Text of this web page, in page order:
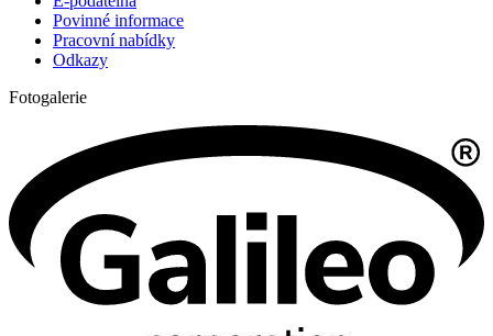
Povinné informace
Pracovní nabídky
Odkazy
Fotogalerie